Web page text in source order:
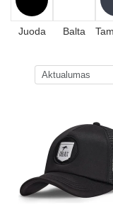
Juoda Balta